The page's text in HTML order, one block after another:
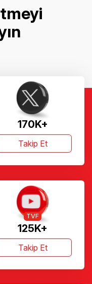
170K+
Takip Et
125K+
TVF
Takip Et